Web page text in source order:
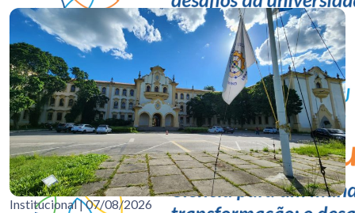
Institucional| 07/08/2026